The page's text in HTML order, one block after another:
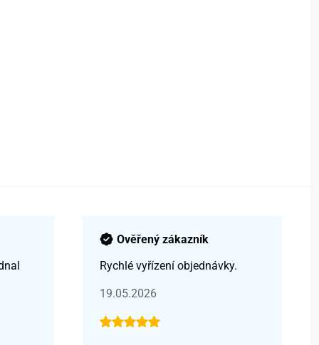
Ověřený zákazník
Rychlé vyřízení objednávky.
19.05.2026